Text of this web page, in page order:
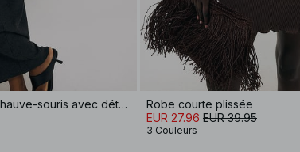
Robe midi à manches chauve-souris avec détail de couture
Robe courte plissée
EUR 27.96 EUR 39.95
3 Couleurs